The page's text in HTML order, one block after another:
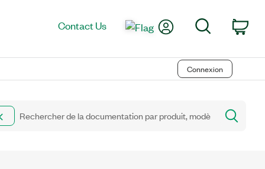
Contact Us My AccountSearch
Connexion